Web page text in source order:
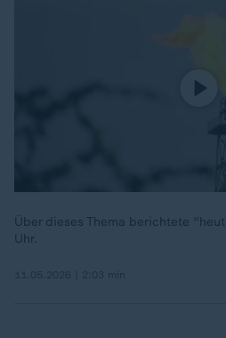
Über dieses Thema berichtete
Uhr.